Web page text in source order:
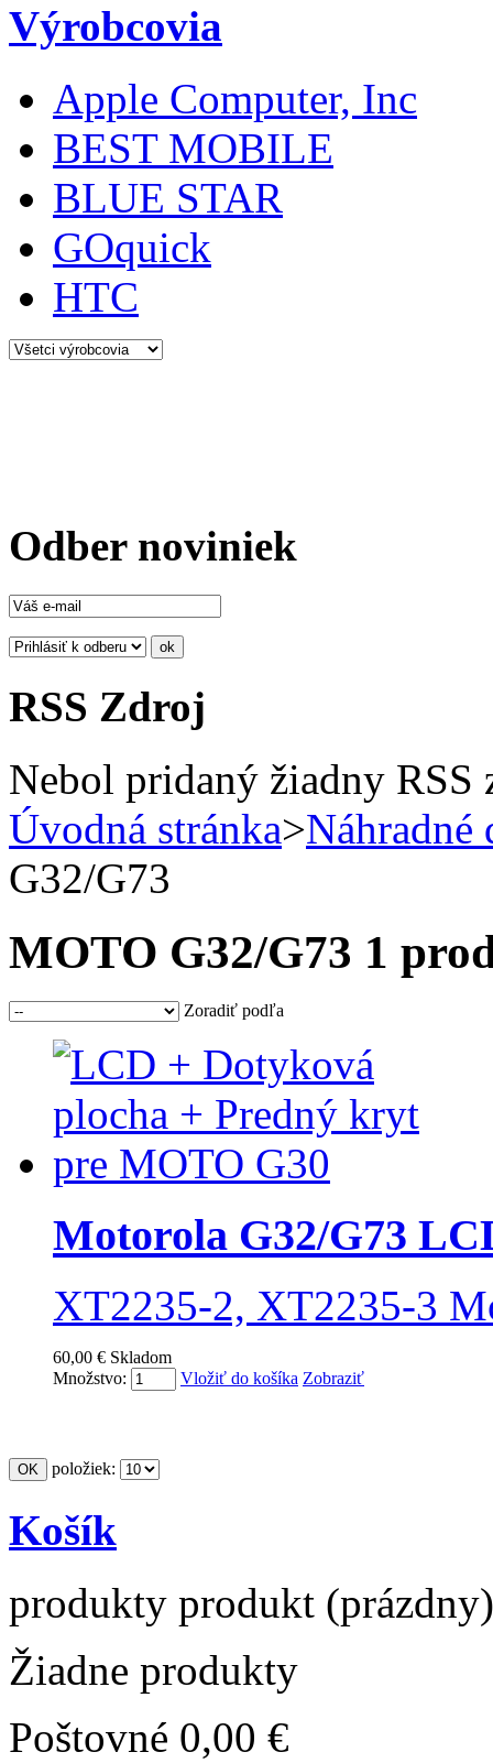
Výrobcovia
Apple Computer, Inc
BEST MOBILE
BLUE STAR
GOquick
HTC
Odber noviniek
RSS Zdroj
Nebol pridaný žiadny RSS
Úvodná stránka>Náhradné
G32/G73
MOTO G32/G73 1
Zoradiť podľa
Motorola G32/G73
XT2235-2, XT2235-3
60,00 € Skladom
Množstvo:
Vložiť do košíka Zobraziť
položiek:
Košík
produkty produkt (prázdny)
Žiadne produkty
Poštovné 0,00 €